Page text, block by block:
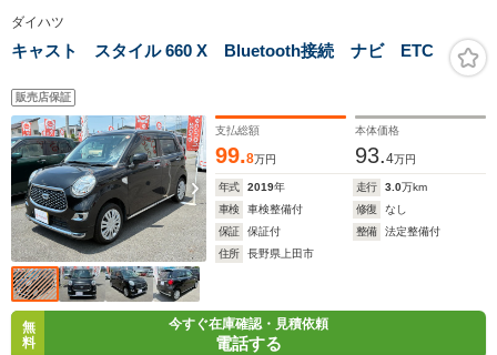
ダイハツ
キャスト スタイル 660 X Bluetooth接続 ナビ ETC
販売店保証
支払総額
99.8万円
本体価格
93.4万円
年式 2019年 走行 3.0万km
車検
車検整備付 修復
なし
保証
保証付 整備
法定整備付
住所
長野県上田市
無
料
今すぐ在庫確認・見積依頼
電話する